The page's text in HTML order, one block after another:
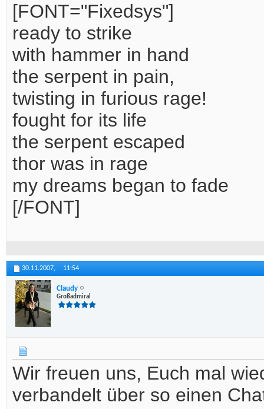
[FONT="Fixedsys"]
ready to strike
with hammer in hand
the serpent in pain,
twisting in furious rage!
fought for its life
the serpent escaped
thor was in rage
my dreams began to fade
[/FONT]
30.11.2007, 11:54
Claudy
Großadmiral
Wir freuen uns, Euch mal
verbandelt über so einen